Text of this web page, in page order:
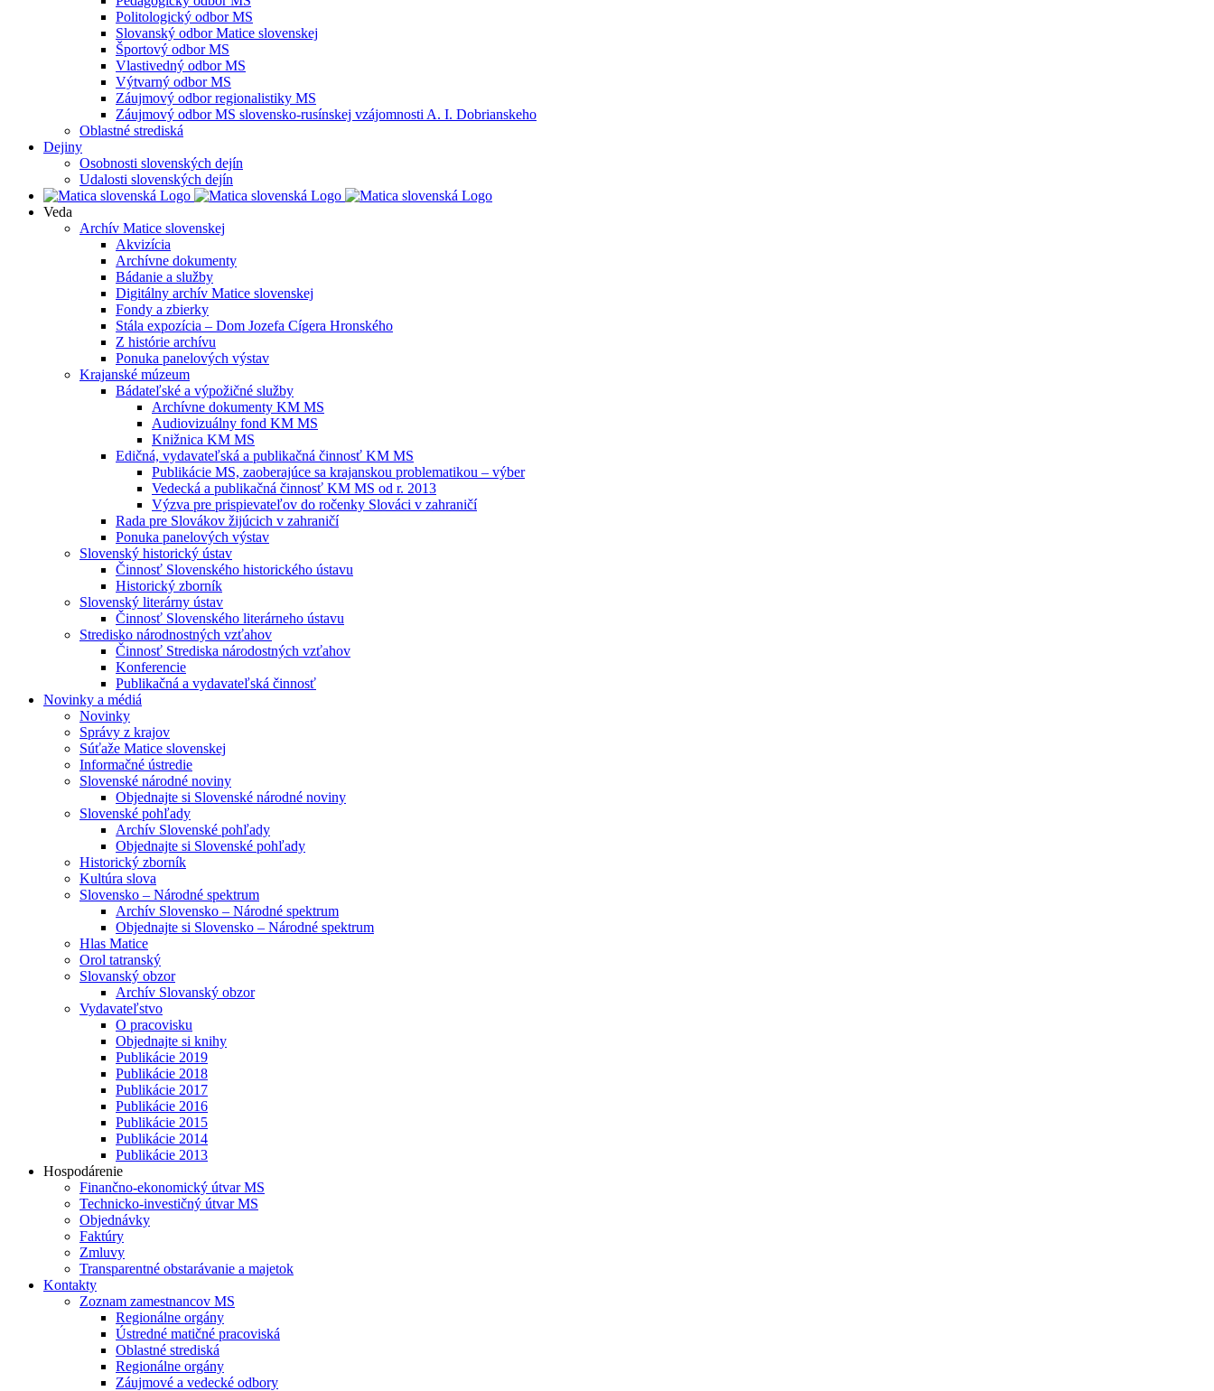
Politologický odbor MS
Slovanský odbor Matice slovenskej
Športový odbor MS
Vlastivedný odbor MS
Výtvarný odbor MS
Záujmový odbor regionalistiky MS
Záujmový odbor MS slovensko-rusínskej vzájomnosti A. I. Dobrianskeho
Oblastné strediská
Dejiny
Osobnosti slovenských dejín
Udalosti slovenských dejín
Veda
Archív Matice slovenskej
Akvizícia
Archívne dokumenty
Bádanie a služby
Digitálny archív Matice slovenskej
Fondy a zbierky
Stála expozícia – Dom Jozefa Cígera Hronského
Z histórie archívu
Ponuka panelových výstav
Krajanské múzeum
Bádateľské a výpožičné služby
Archívne dokumenty KM MS
Audiovizuálny fond KM MS
Knižnica KM MS
Edičná, vydavateľská a publikačná činnosť KM MS
Publikácie MS, zaoberajúce sa krajanskou problematikou – výber
Vedecká a publikačná činnosť KM MS od r. 2013
Výzva pre prispievateľov do ročenky Slováci v zahraničí
Rada pre Slovákov žijúcich v zahraničí
Ponuka panelových výstav
Slovenský historický ústav
Činnosť Slovenského historického ústavu
Historický zborník
Slovenský literárny ústav
Činnosť Slovenského literárneho ústavu
Stredisko národnostných vzťahov
Činnosť Strediska národostných vzťahov
Konferencie
Publikačná a vydavateľská činnosť
Novinky a médiá
Novinky
Správy z krajov
Súťaže Matice slovenskej
Informačné ústredie
Slovenské národné noviny
Objednajte si Slovenské národné noviny
Slovenské pohľady
Archív Slovenské pohľady
Objednajte si Slovenské pohľady
Historický zborník
Kultúra slova
Slovensko – Národné spektrum
Archív Slovensko – Národné spektrum
Objednajte si Slovensko – Národné spektrum
Hlas Matice
Orol tatranský
Slovanský obzor
Archív Slovanský obzor
Vydavateľstvo
O pracovisku
Objednajte si knihy
Publikácie 2019
Publikácie 2018
Publikácie 2017
Publikácie 2016
Publikácie 2015
Publikácie 2014
Publikácie 2013
Hospodárenie
Finančno-ekonomický útvar MS
Technicko-investičný útvar MS
Objednávky
Faktúry
Zmluvy
Transparentné obstarávanie a majetok
Kontakty
Zoznam zamestnancov MS
Regionálne orgány
Ústredné matičné pracoviská
Oblastné strediská
Regionálne orgány
Záujmové a vedecké odbory